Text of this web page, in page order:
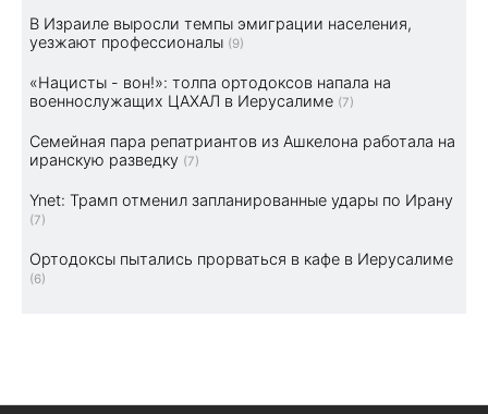
В Израиле выросли темпы эмиграции населения,
уезжают профессионалы (9)
«Нацисты - вон!»: толпа ортодоксов напала на
военнослужащих ЦАХАЛ в Иерусалиме (7)
Семейная пара репатриантов из Ашкелона работала на
иранскую разведку (7)
Ynet: Трамп отменил запланированные удары по Ирану
(7)
Ортодоксы пытались прорваться в кафе в Иерусалиме
(6)